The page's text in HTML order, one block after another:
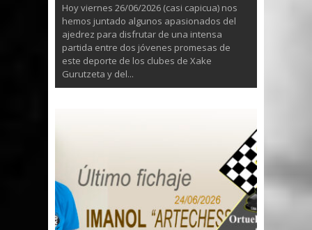
Hoy viernes 26/06/2026 (casi capicua) nos
hemos juntado algunos apasionados del
ajedrez para disfrutar de una intensa
partida entre dos jóvenes promesas de
este deporte de los clubes de Xake
Gurutzeta y del...